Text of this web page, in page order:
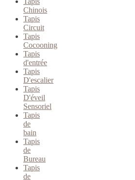
Chinois
Tapis
Circuit
Tapis
Cocooning
Tapis
d'entrée
Tapis
D'escalier
Tapis
D'éveil
Sensoriel
Tapis
de
bain
Tapis
de
Bureau
Tapis
de